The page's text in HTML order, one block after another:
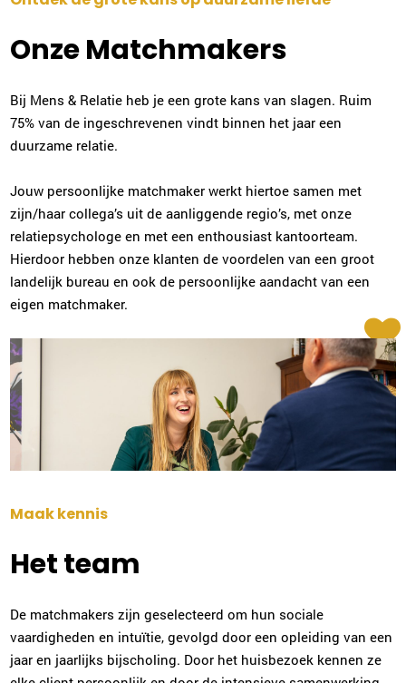
Onze Matchmakers
Bij Mens & Relatie heb je een grote kans van slagen. Ruim
75% van de ingeschrevenen vindt binnen het jaar een
duurzame relatie.
Jouw persoonlijke matchmaker werkt hiertoe samen met
zijn/haar collega’s uit de aanliggende regio’s, met onze
relatiepsychologe en met een enthousiast kantoorteam.
Hierdoor hebben onze klanten de voordelen van een groot
landelijk bureau en ook de persoonlijke aandacht van een
eigen matchmaker.
Maak kennis
Het team
De matchmakers zijn geselecteerd om hun sociale
vaardigheden en intuïtie, gevolgd door een opleiding van een
jaar en jaarlijks bijscholing. Door het huisbezoek kennen ze
Plan kennismaking
038-2022006
Carola Bloemer
Purmerend
0299-700204 |email
Ingrid Mali
Nijmegen
024-2022036|email
Plan kennismaking
Plan kennismaking